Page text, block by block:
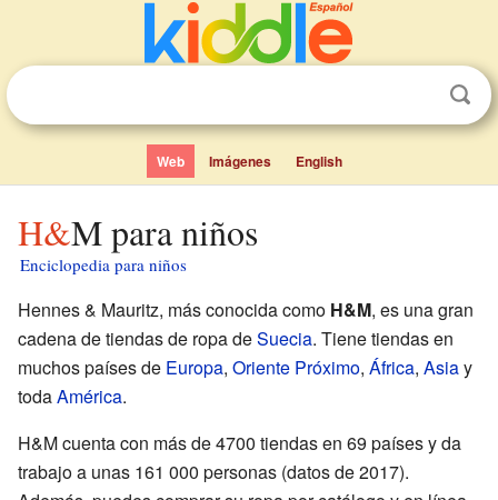
Web Imágenes English
H&M para niños
Enciclopedia para niños
Hennes & Mauritz, más conocida como H&M, es una gran
cadena de tiendas de ropa deSuecia. Tiene tiendas en
muchos países de Europa, Oriente Próximo, África, Asiay
todaAmérica.
H&M cuenta con más de 4700 tiendas en 69 países y da
trabajo a unas 161 000 personas (datos de 2017).